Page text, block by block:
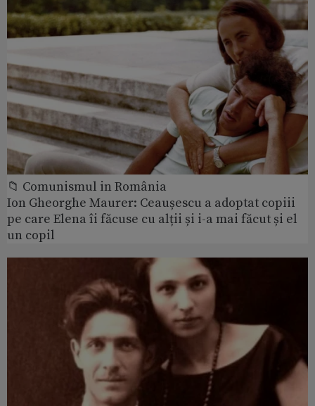
📁 Comunismul in România
Ion Gheorghe Maurer: Ceaușescu a adoptat copiii
pe care Elena îi făcuse cu alții și i-a mai făcut și el
un copil